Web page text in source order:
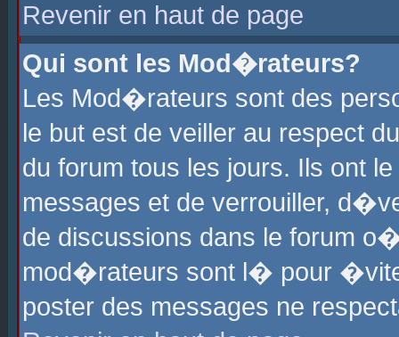
Revenir en haut de page
Qui sont les Mod�rateurs?
Les Mod�rateurs sont des
le but est de veiller au respect
du forum tous les jours. Ils ont
messages et de verrouiller,
de discussions dans le forum
mod�rateurs sont l� pour
poster des messages ne